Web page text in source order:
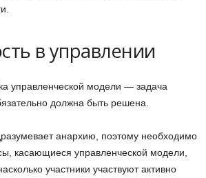
в управлении
управленческой модели — задача
должна быть решена.
анархию, поэтому необходимо
касающиеся управленческой модели,
участники участвуют активно